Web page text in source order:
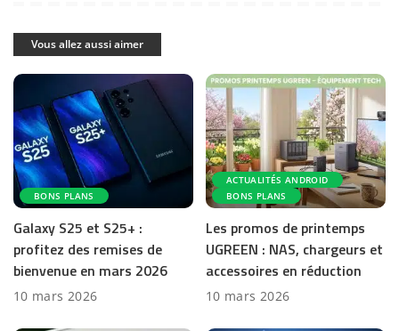
Vous allez aussi aimer
BONS PLANS
Galaxy S25 et S25+ :
profitez des remises de
bienvenue en mars 2026
10 mars 2026
ACTUALITÉS ANDROID
BONS PLANS
Les promos de printemps
UGREEN : NAS, chargeurs et
accessoires en réduction
10 mars 2026